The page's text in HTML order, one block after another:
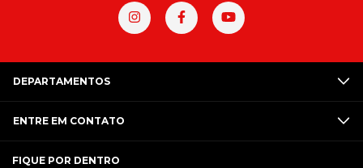
DEPARTAMENTOS
ENTRE EM CONTATO
FIQUE POR DENTRO